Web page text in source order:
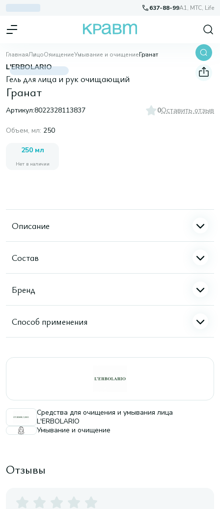
637-88-99A1, МТС, Life
ГлавнаяЛицоОчищениеУмывание и очищениеГранат
L'ERBOLARIO
Гель для лица и рук очищающий
Гранат
Артикул:8022328113837 0Оставить отзыв
Объем, мл: 250
250 мл
Нет в наличии
Описание
Состав
Бренд
Способ применения
Средства для очищения и умывания лица
L'ERBOLARIO
Умывание и очищение
Отзывы